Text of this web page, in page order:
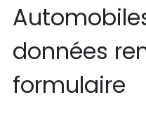
données
formulaire